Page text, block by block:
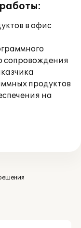
в офис
сопровождения
продуктов
на